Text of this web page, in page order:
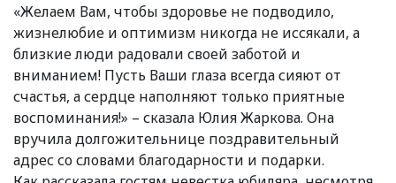
«Желаем Вам, чтобы здоровье не подводило,
жизнелюбие и оптимизм никогда не иссякали, а
близкие люди радовали своей заботой и
вниманием! Пусть Ваши глаза всегда сияют от
счастья, а сердце наполняют только приятные
воспоминания!» – сказала Юлия Жаркова. Она
вручила долгожительнице поздравительный
адрес со словами благодарности и подарки.